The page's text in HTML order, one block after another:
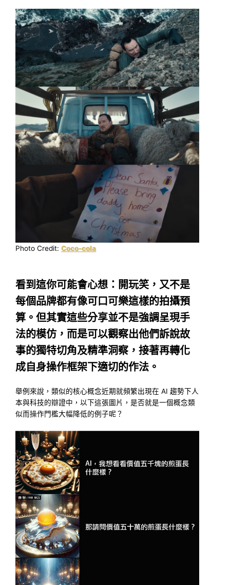
Photo Credit: Coco-cola
看到這你可能會心想：開玩笑，又不是
每個品牌都有像可口可樂這樣的拍攝預
算。但其實這些分享並不是強調呈現手
法的模仿，而是可以觀察出他們訴說故
事的獨特切角及精準洞察，接著再轉化
成自身操作框架下適切的作法。
舉例來說，類似的核心概念近期就頻繁出現在 AI 趨勢下人
本與科技的辯證中，以下這張圖片，是否就是一個概念類
似而操作門檻大幅降低的例子呢？